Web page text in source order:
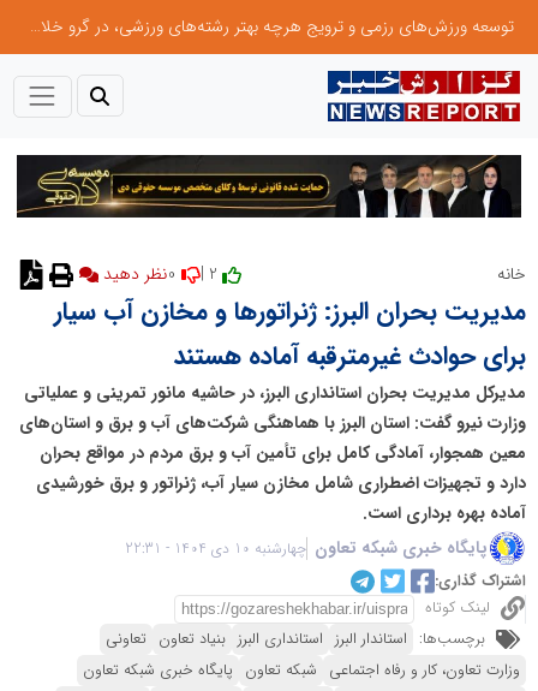
توسعه ورزش‌های رزمی و ترویج هرچه بهتر رشته‌های ورزشی، در گرو خلاقیت و نوآوری است
خانه
مدیریت بحران البرز: ژنراتورها و مخازن آب سیار
برای حوادث غیرمترقبه آماده هستند
مدیرکل مدیریت بحران استانداری البرز، در حاشیه مانور تمرینی و عملیاتی
وزارت نیرو گفت: استان البرز با هماهنگی شرکت‌های آب و برق و استان‌های
معین همجوار، آمادگی کامل برای تأمین آب و برق مردم در مواقع بحران
دارد و تجهیزات اضطراری شامل مخازن سیار آب، ژنراتور و برق خورشیدی
آماده بهره برداری است.
پایگاه خبری شبکه تعاون چهارشنبه 10 دی 1404 - 22:31
اشتراک گذاری:
لینک کوتاه
برچسب‌ها: استاندار البرز استانداری البرز بنیاد تعاون تعاونی
وزارت تعاون، کار و رفاه اجتماعی شبکه تعاون پایگاه خبری شبکه تعاون